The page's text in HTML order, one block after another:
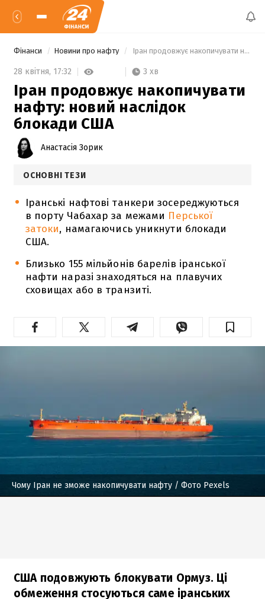
Фінанси Новини про нафту Іран продовжує накопичувати нафту: новий наслідок блокади США
28 квітня, 17:32 3 хв
Іран продовжує накопичувати
нафту: новий наслідок
блокади США
Анастасія Зорик
ОСНОВНІ ТЕЗИ
Іранські нафтові танкери зосереджуються
в порту Чабахар за межами Перської
затоки, намагаючись уникнути блокади
США.
Близько 155 мільйонів барелів іранської
нафти наразі знаходяться на плавучих
сховищах або в транзиті.
Чому Іран не зможе накопичувати нафту / Фото Pexels
США подовжують блокувати Ормуз. Ці
обмеження стосуються саме іранських